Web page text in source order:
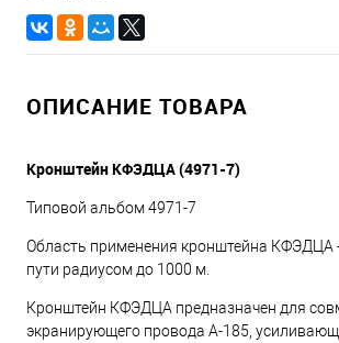
ОПИСАНИЕ ТОВАРА
Кронштейн КФЭДЦА (4971-7)
Типовой альбом 4971-7
Область применения кронштейна КФЭДЦА
пути радиусом до 1000 м.
Кронштейн КФЭДЦА предназначен для
экранирующего провода А-185,